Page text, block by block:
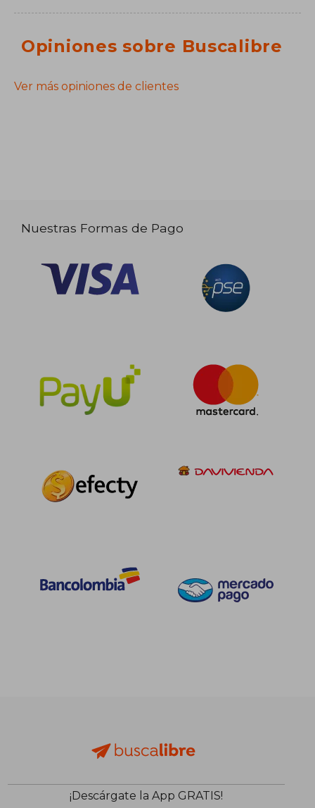
Opiniones sobre Buscalibre
Ver más opiniones de clientes
Nuestras Formas de Pago
¡Descárgate la App GRATIS!